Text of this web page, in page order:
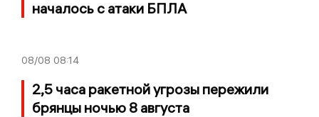
началось с атаки БПЛА
08/08 08:14
2,5 часа ракетной угрозы пережили
брянцы ночью 8 августа